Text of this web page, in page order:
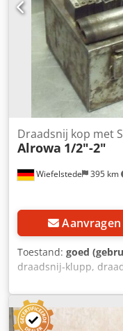
Wiefelstede 395 km
Draadsnij kop met
Alrowa 1/2"-2"
Aanvragen
Toestand: goed
draadsnij-klupp,
Reservebekken: 4
A Rdiox Aayeck -